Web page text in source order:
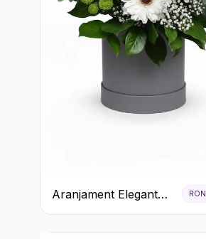
Aranjament Elegant
Alb-Verde în Cutie Gri
RON